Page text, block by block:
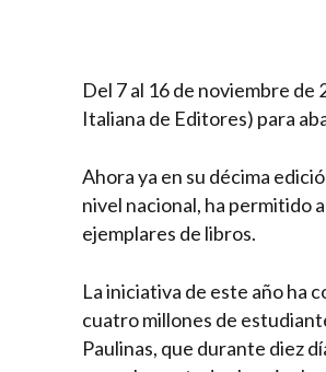
Del 7 al 16 de noviembre de
Italiana de Editores) para
Ahora ya en su décima
nivel nacional, ha permitido
ejemplares de libros.
La iniciativa de este año ha
cuatro millones de
Paulinas, que durante diez